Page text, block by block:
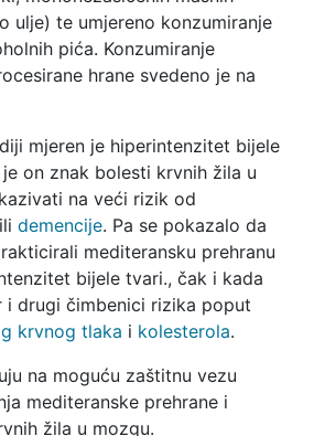
ulje) te umjereno konzumiranje
pića. Konzumiranje
hrane svedeno je na
mjeren je hiperintenzitet bijele
on znak bolesti krvnih žila u
na veći rizik od
ili demencije. Pa se pokazalo da
mediteransku prehranu
bijele tvari., čak i kada
i drugi čimbenici rizika poput
krvnog tlaka i kolesterola.
na moguću zaštitnu vezu
mediteranske prehrane i
žila u mozgu.